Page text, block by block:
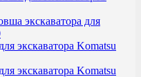
экскаватора для
экскаватора Komatsu
экскаватора Komatsu